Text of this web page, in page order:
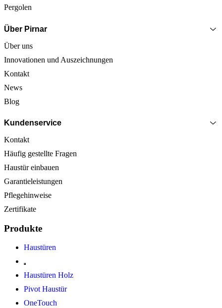
Pergolen
Über Pirnar
Über uns
Innovationen und Auszeichnungen
Kontakt
News
Blog
Kundenservice
Kontakt
Häufig gestellte Fragen
Haustür einbauen
Garantieleistungen
Pflegehinweise
Zertifikate
Produkte
Haustüren
Haustüren Holz
Pivot Haustür
OneTouch